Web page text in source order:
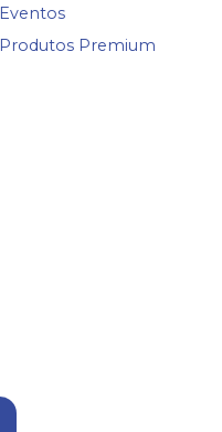
Eventos
Produtos Premium